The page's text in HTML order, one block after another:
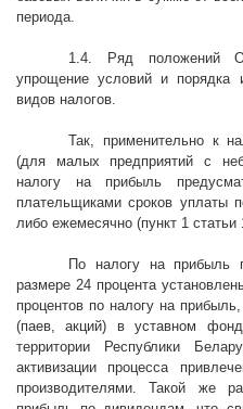
периода.
1.4. Ряд положений
упрощение условий и порядка
видов налогов.
Так, применительно к
(для малых предприятий с
налогу на прибыль
плательщиками сроков уплаты
либо ежемесячно (пункт 1 статьи
По налогу на прибыль
размере 24 процента
процентов по налогу на
(паев, акций) в уставном
территории Республики
активизации процесса
производителями. Такой же